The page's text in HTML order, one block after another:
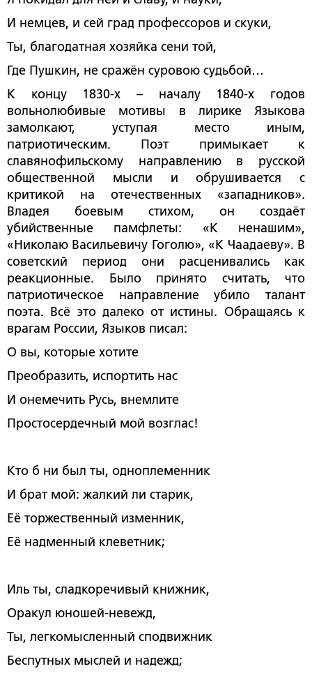
И немцев, и сей град профессоров и скуки,
Ты, благодатная хозяйка сени той,
Где Пушкин, не сражён суровою судьбой…
К концу 1830-х – началу 1840-х годов
вольнолюбивые мотивы в лирике Языкова
замолкают, уступая место иным,
патриотическим. Поэт примыкает к
славянофильскому направлению в русской
общественной мысли и обрушивается с
критикой на отечественных «западников».
Владея боевым стихом, он создаёт
убийственные памфлеты: «К ненашим»,
«Николаю Васильевичу Гоголю», «К Чаадаеву». В
советский период они расценивались как
реакционные. Было принято считать, что
патриотическое направление убило талант
поэта. Всё это далеко от истины. Обращаясь к
врагам России, Языков писал:
О вы, которые хотите
Преобразить, испортить нас
И онемечить Русь, внемлите
Простосердечный мой возглас!
Кто б ни был ты, одноплеменник
И брат мой: жалкий ли старик,
Её торжественный изменник,
Её надменный клеветник;
Иль ты, сладкоречивый книжник,
Оракул юношей-невежд,
Ты, легкомысленный сподвижник
Беспутных мыслей и надежд;